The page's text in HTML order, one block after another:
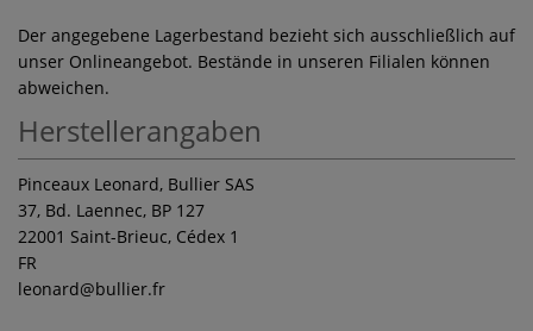
Der angegebene Lagerbestand bezieht sich ausschließlich auf
unser Onlineangebot. Bestände in unseren Filialen können
abweichen.
Herstellerangaben
Pinceaux Leonard, Bullier SAS
37, Bd. Laennec, BP 127
22001 Saint-Brieuc, Cédex 1
FR
leonard@bullier.fr